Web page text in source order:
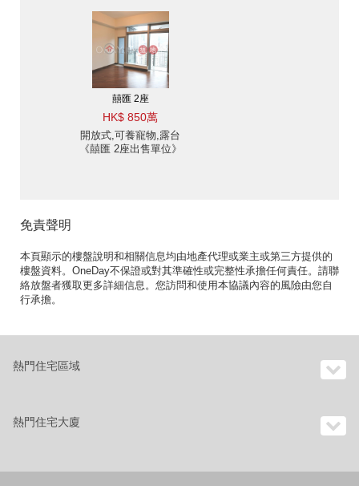
囍匯 2座
HK$ 850萬
開放式,可養寵物,露台
《囍匯 2座出售單位》
免責聲明
本頁顯示的樓盤說明和相關信息均由地產代理或業主或第三方提供的
樓盤資料。OneDay不保證或對其準確性或完整性承擔任何責任。請聯
絡放盤者獲取更多詳細信息。您訪問和使用本協議內容的風險由您自
行承擔。
熱門住宅區域
熱門住宅大廈